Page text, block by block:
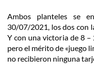
Ambos planteles se
30/07/2021, los dos con
Y con una victoria de 8 –
pero el mérito de «juego
no recibieron ninguna